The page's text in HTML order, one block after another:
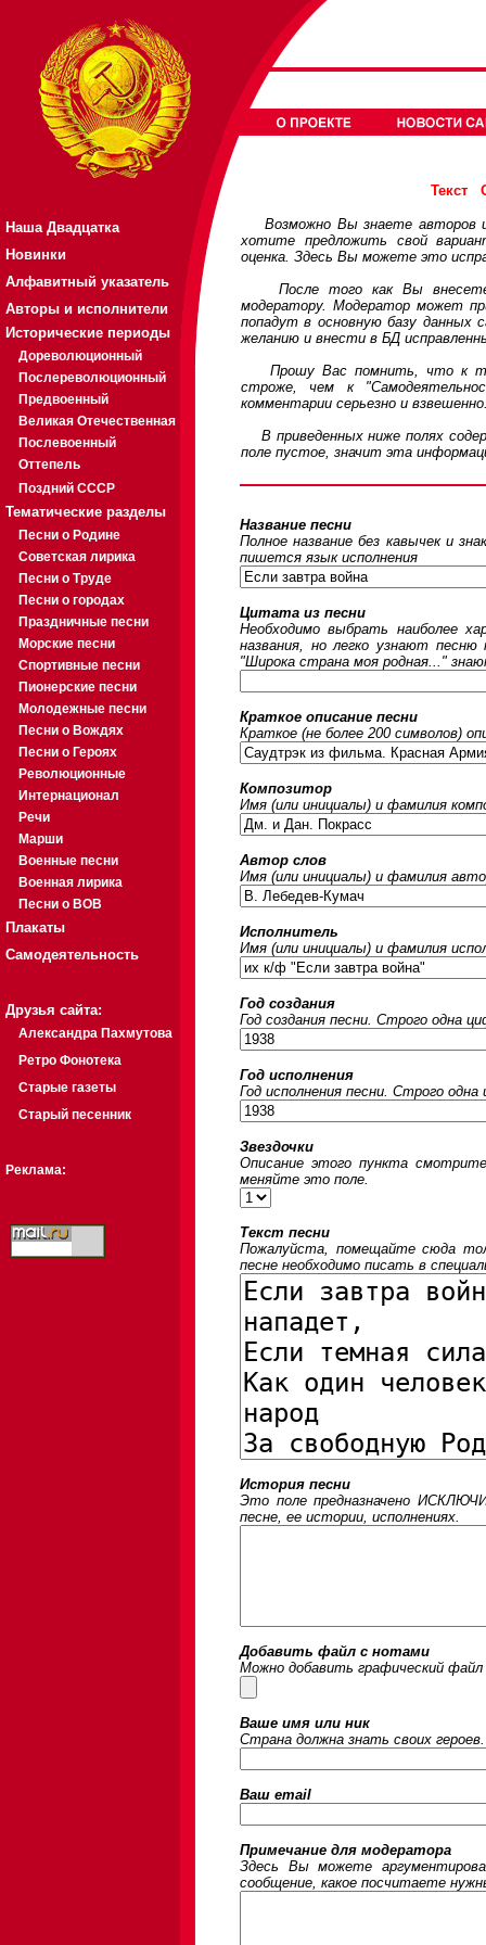
Наша Двадцатка
Новинки
Алфавитный указатель
Авторы и исполнители
Исторические периоды
Дореволюционный
Послереволюционный
Предвоенный
Великая Отечественная
Послевоенный
Оттепель
Поздний СССР
Тематические разделы
Песни о Родине
Советская лирика
Песни о Труде
Песни о городах
Праздничные песни
Морские песни
Спортивные песни
Пионерские песни
Молодежные песни
Песни о Вождях
Песни о Героях
Революционные
Интернационал
Речи
Марши
Военные песни
Военная лирика
Песни о ВОВ
Плакаты
Самодеятельность
Друзья сайта:
Александра Пахмутова
Ретро Фонотека
Старые газеты
Старый песенник
Реклама:
Текст
Возможно Вы знаете авторов
хотите предложить свой
оценка. Здесь Вы можете это
После того как Вы внесете
модератору. Модератор может
попадут в основную базу
желанию и внести в БД
Прошу Вас помнить, что к
строже, чем к
комментарии серьезно и
В приведенных ниже полях
поле пустое, значит эта
Название песни
Полное название без кавычек и
пишется язык исполнения
Цитата из песни
Необходимо выбрать наиболее
названия, но легко узнают
"Широка страна моя родная..."
Краткое описание песни
Краткое (не более 200 символов)
Композитор
Имя (или инициалы) и фамилия
Автор слов
Имя (или инициалы) и фамилия
Исполнитель
Имя (или инициалы) и фамилия
Год создания
Год создания песни. Строго одна
Год исполнения
Год исполнения песни. Строго
Звездочки
Описание этого пункта
меняйте это поле.
Текст песни
Пожалуйста, помещайте сюда
песне необходимо писать в
История песни
Это поле предназначено
песне, ее истории, исполнениях.
Добавить файл с нотами
Можно добавить графический
Ваше имя или ник
Страна должна знать своих
Ваш email
Примечание для модератора
Здесь Вы можете
сообщение, какое посчитаете